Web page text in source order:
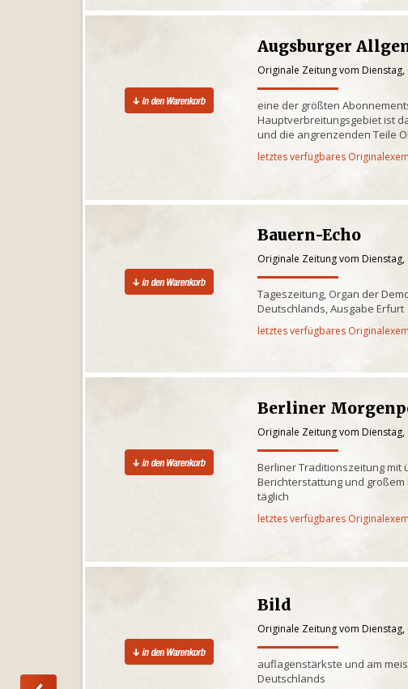
Augsburger
Originale Zeitung vom Dienstag,
eine der größten
Hauptverbreitungsgebiet ist
und die angrenzenden Teile
letztes verfügbares
Bauern-Echo
Originale Zeitung vom Dienstag,
Tageszeitung, Organ der
Deutschlands, Ausgabe Erfurt
letztes verfügbares
Berliner
Originale Zeitung vom Dienstag,
Berliner Traditionszeitung mit
Berichterstattung und
täglich
letztes verfügbares
Bild
Originale Zeitung vom Dienstag,
auflagenstärkste und am
Deutschlands